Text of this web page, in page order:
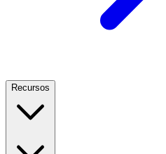
Recursos